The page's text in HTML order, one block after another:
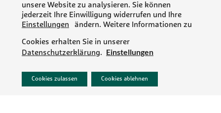
IMPRESSUM
unsere Website zu analysieren. Sie können
jederzeit Ihre Einwilligung widerrufen und Ihre
Einstellungen
ändern. Weitere Informationen zu
Cookies erhalten Sie in unserer
Datenschutzerklärung. Einstellungen
Cookies zulassen Cookies ablehnen